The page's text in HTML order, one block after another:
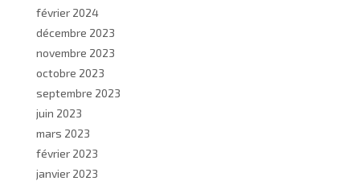
février 2024
décembre 2023
novembre 2023
octobre 2023
septembre 2023
juin 2023
mars 2023
février 2023
janvier 2023